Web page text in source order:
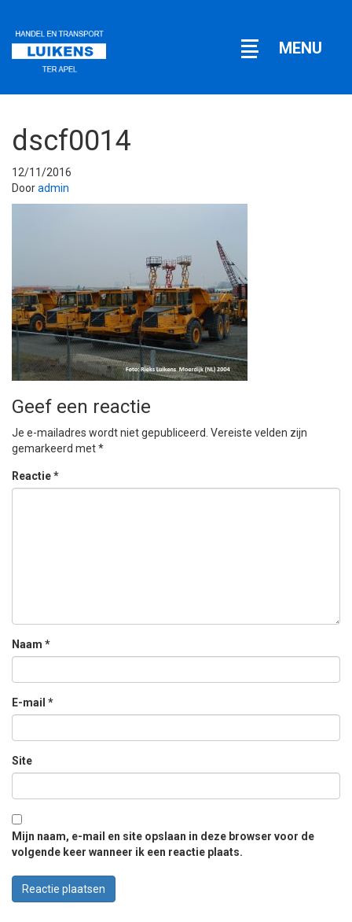
Open
MENU
dscf0014
12/11/2016
Dooradmin
Geef een reactie
Je e-mailadres wordt niet gepubliceerd. Vereiste velden zijn
gemarkeerd met*
Reactie*
Naam *
E-mail *
Site
Mijn naam, e-mail en site opslaan in deze browser voor de
volgende keer wanneer ik een reactie plaats.